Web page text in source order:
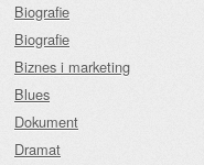
Biografie
Biografie
Biznes i marketing
Blues
Dokument
Dramat